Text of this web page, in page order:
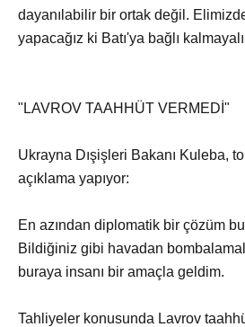
dayanılabilir bir ortak değil.
yapacağız ki Batı'ya bağlı
"LAVROV TAAHHÜT VERMEDİ"
Ukrayna Dışişleri Bakanı Kuleba,
açıklama yapıyor:
En azından diplomatik bir çözüm
Bildiğiniz gibi havadan
buraya insanı bir amaçla geldim.
Tahliyeler konusunda Lavrov